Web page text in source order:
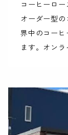
コーヒーロ
オーダー型
界中のコー
ます。オン